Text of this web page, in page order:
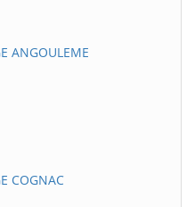
ANGOULEME
COGNAC